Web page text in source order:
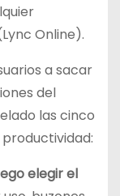
Online).
a sacar
del
las cinco
elegir el